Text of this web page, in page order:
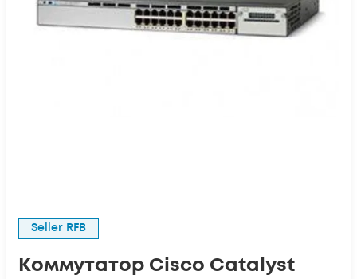
Seller RFB
Коммутатор Cisco Catalyst